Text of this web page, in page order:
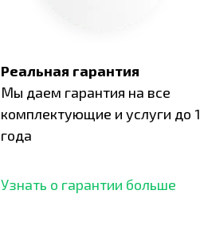
Реальная гарантия
Мы даем гарантия на все
комплектующие и услуги до 1
года
Узнать о гарантии больше